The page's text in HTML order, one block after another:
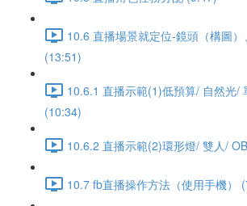
10.6 直播場景就定位-鏡頭（構圖
(13:51)
10.6.1 直播示範(1)低預算/ 自然光/
(10:34)
10.6.2 直播示範(2)環形燈/ 雙人/
10.7 fb直播操作方法（使用手機）